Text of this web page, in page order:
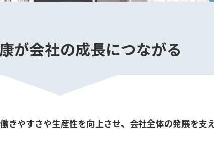
が会社の成長につながる
きやすさや生産性を向上させ、会社全体の発展を支え